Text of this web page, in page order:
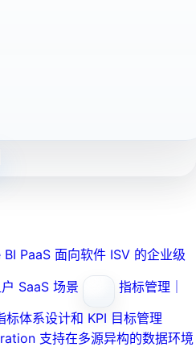
PaaS 面向软件 ISV 的企业级
SaaS 场景
指标管理｜
标体系设计和 KPI 目标管理
支持在多源异构的数据环境